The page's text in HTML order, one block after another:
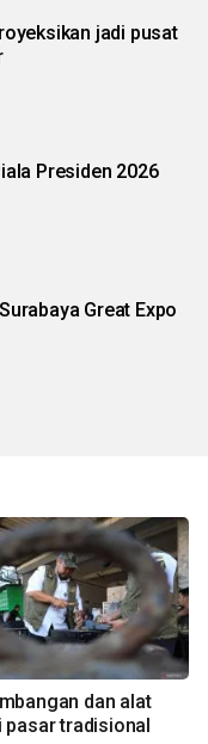
jadi pusat
Presiden 2026
Great Expo
dan alat
pasar tradisional